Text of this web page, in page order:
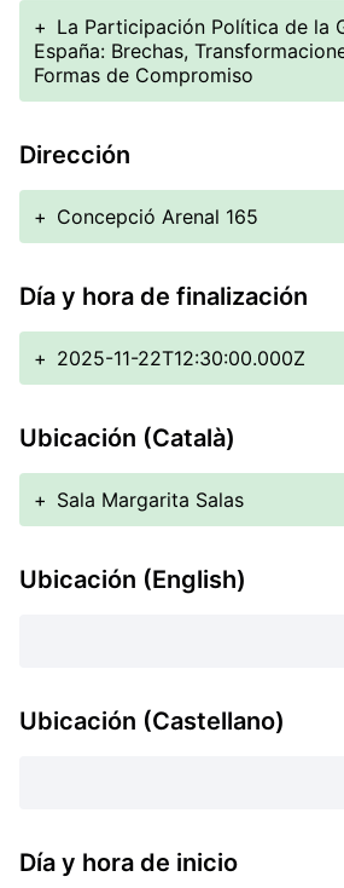
+ La Participación Política de la
España: Brechas,
Formas de Compromiso
Dirección
+ Concepció Arenal 165
Día y hora de finalización
+ 2025-11-22T12:30:00.000Z
Ubicación (Català)
+ Sala Margarita Salas
Ubicación (English)
Ubicación (Castellano)
Día y hora de inicio